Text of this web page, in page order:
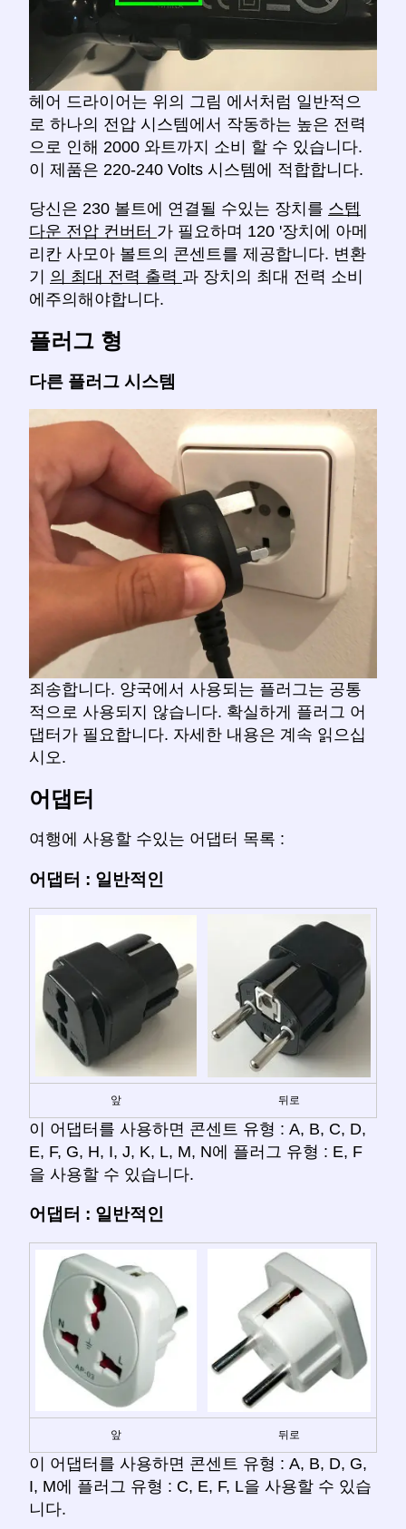
헤어 드라이어는 위의 그림 에서처럼 일반적으
로 하나의 전압 시스템에서 작동하는 높은 전력
으로 인해 2000 와트까지 소비 할 수 있습니다.
이 제품은 220-240 Volts 시스템에 적합합니다.
당신은 230 볼트에 연결될 수있는 장치를 스텝
다운 전압 컨버터 가 필요하며 120 '장치에 아메
리칸 사모아 볼트의 콘센트를 제공합니다. 변환
기 의 최대 전력 출력 과 장치의 최대 전력 소비
에주의해야합니다.
플러그 형
다른 플러그 시스템
죄송합니다. 양국에서 사용되는 플러그는 공통
적으로 사용되지 않습니다. 확실하게 플러그 어
댑터가 필요합니다. 자세한 내용은 계속 읽으십
시오.
어댑터
여행에 사용할 수있는 어댑터 목록 :
어댑터 : 일반적인
앞 뒤로
이 어댑터를 사용하면 콘센트 유형 : A, B, C, D,
E, F, G, H, I, J, K, L, M, N에 플러그 유형 : E, F
을 사용할 수 있습니다.
어댑터 : 일반적인
앞 뒤로
이 어댑터를 사용하면 콘센트 유형 : A, B, D, G,
I, M에 플러그 유형 : C, E, F, L을 사용할 수 있습
니다.